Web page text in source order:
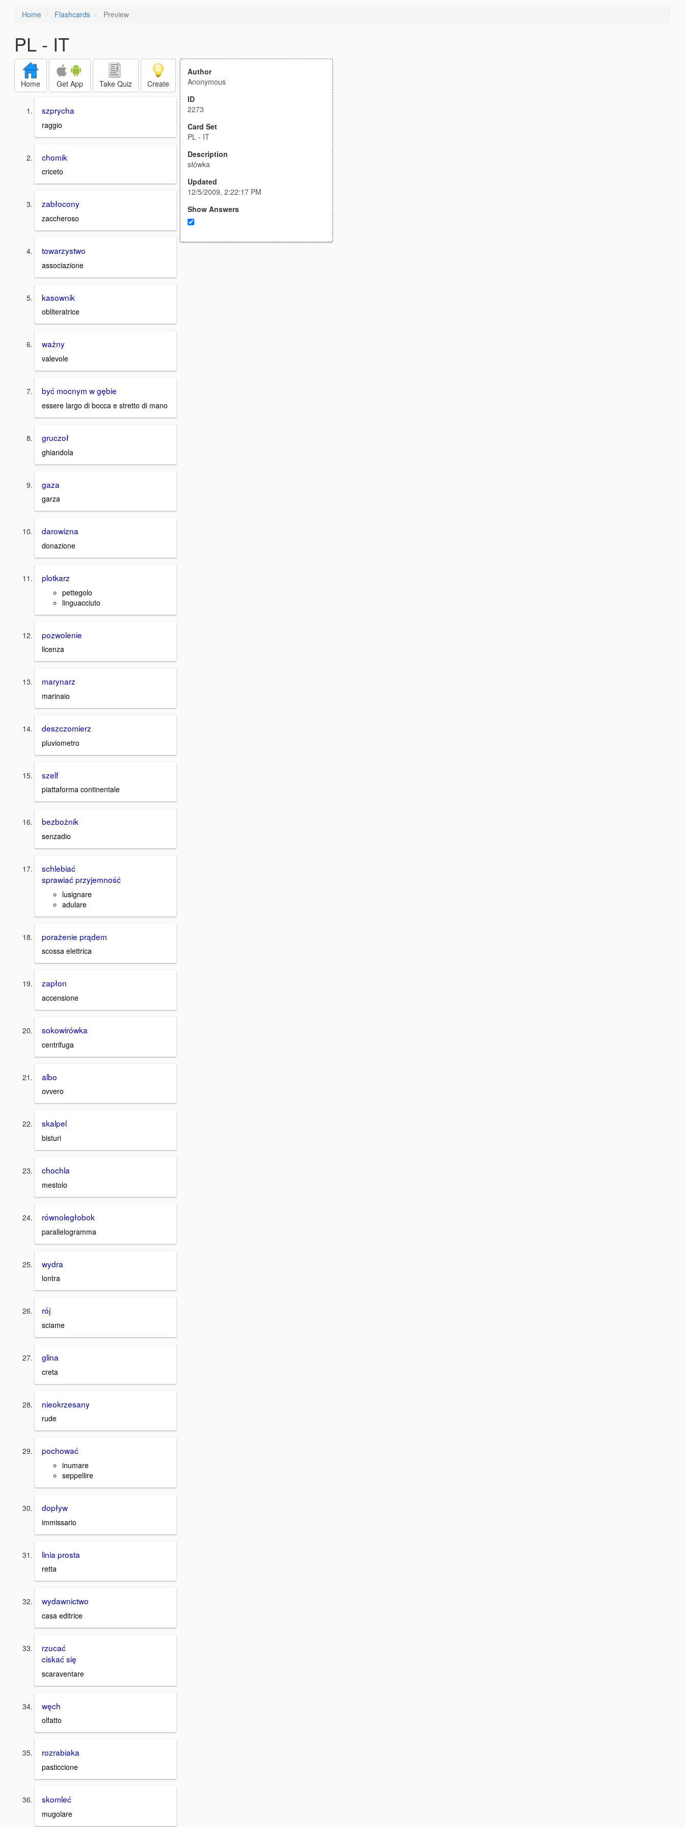
Home Flashcards Preview
PL - IT
Home Get App Take Quiz Create
szprycha
raggio
chomik
criceto
zabłocony
zaccheroso
towarzystwo
associazione
kasownik
obliteratrice
ważny
valevole
być mocnym w gębie
essere largo di bocca e stretto di mano
gruczoł
ghiandola
gaza
garza
darowizna
donazione
plotkarz
pettegolo
linguacciuto
pozwolenie
licenza
marynarz
marinaio
deszczomierz
pluviometro
szelf
piattaforma continentale
bezbożnik
senzadio
schlebiać
sprawiać przyjemność
lusignare
adulare
porażenie prądem
scossa elettrica
zapłon
accensione
sokowirówka
centrifuga
albo
ovvero
skalpel
bisturi
chochla
mestolo
równoległobok
parallelogramma
wydra
lontra
rój
sciame
glina
creta
nieokrzesany
rude
pochować
inumare
seppellire
dopływ
immissario
linia prosta
retta
wydawnictwo
casa editrice
rzucać
ciskać się
scaraventare
węch
olfatto
rozrabiaka
pasticcione
skomleć
mugolare
Author
Anonymous
ID
2273
Card Set
PL - IT
Description
słówka
Updated
12/5/2009, 2:22:17 PM
Show Answers